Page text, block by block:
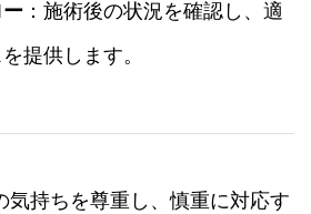
：施術後の状況を確認し、適
提供します。
気持ちを尊重し、慎重に対応す